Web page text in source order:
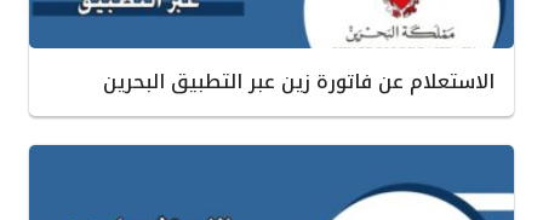
الاستعلام عن فاتورة زين عبر التطبيق البحرين